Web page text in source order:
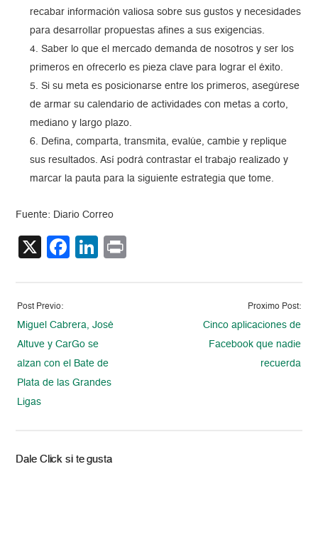
recabar información valiosa sobre sus gustos y necesidades
para desarrollar propuestas afines a sus exigencias.
Saber lo que el mercado demanda de nosotros y ser los
primeros en ofrecerlo es pieza clave para lograr el éxito.
Si su meta es posicionarse entre los primeros, asegúrese
de armar su calendario de actividades con metas a corto,
mediano y largo plazo.
Defina, comparta, transmita, evalúe, cambie y replique
sus resultados. Así podrá contrastar el trabajo realizado y
marcar la pauta para la siguiente estrategia que tome.
Fuente: Diario Correo
X Facebook
LinkedIn
Post Previo:
Miguel Cabrera, José
Altuve y CarGo se
alzan con el Bate de
Plata de las Grandes
Ligas
Proximo Post:
Cinco aplicaciones de
Facebook que nadie
recuerda
Dale Click si te gusta